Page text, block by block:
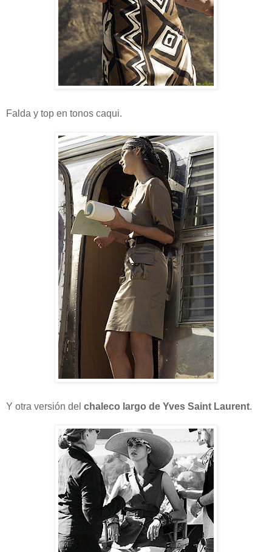
Falda y top en tonos caqui.
Y otra versión del chaleco largo de Yves Saint Laurent.